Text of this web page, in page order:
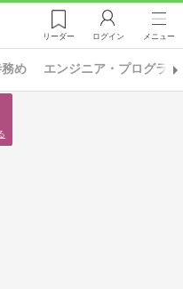
リーダー ログイン メニュー
め エンジニア・プログラマ